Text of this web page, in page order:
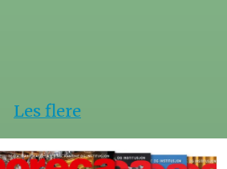
Les flere